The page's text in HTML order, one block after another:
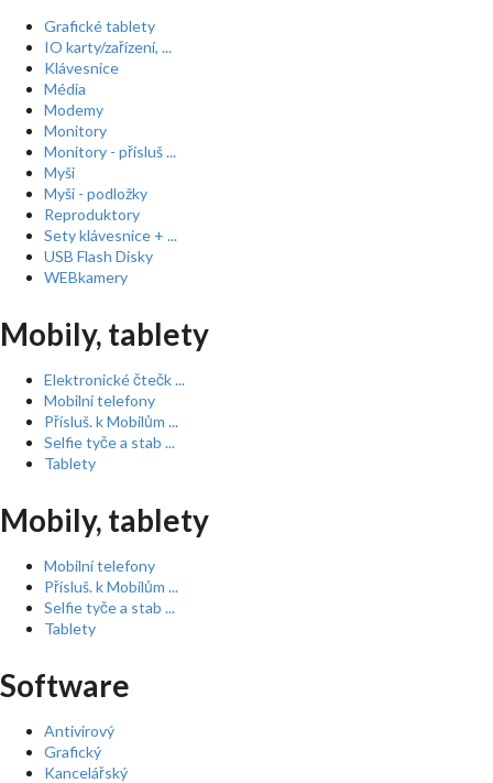
Grafické tablety
IO karty/zařízení, ...
Klávesnice
Média
Modemy
Monitory
Monitory - přísluš ...
Myši
Myši - podložky
Reproduktory
Sety klávesnice + ...
USB Flash Disky
WEBkamery
Mobily, tablety
Elektronické čtečk ...
Mobilní telefony
Přísluš. k Mobilům ...
Selfie tyče a stab ...
Tablety
Mobily, tablety
Mobilní telefony
Přísluš. k Mobilům ...
Selfie tyče a stab ...
Tablety
Software
Antivirový
Grafický
Kancelářský